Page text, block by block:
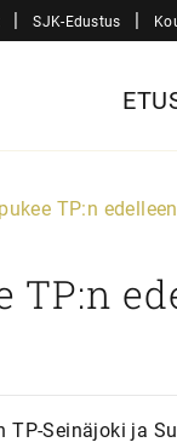
| SJK-Edustus |
TP:n edelleen
TP:n
TP-Seinäjoki ja